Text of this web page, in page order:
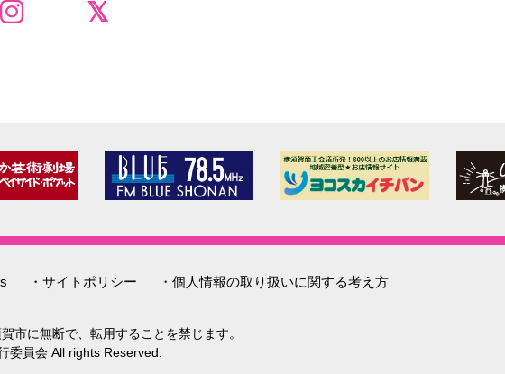
・サイトポリシー ・個人情報の取り扱いに関する考え方
市に無断で、転用することを禁じます。
委員会 All rights Reserved.